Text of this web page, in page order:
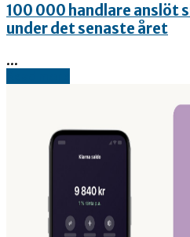
100 000 handlare anslöt
under det senaste året
...